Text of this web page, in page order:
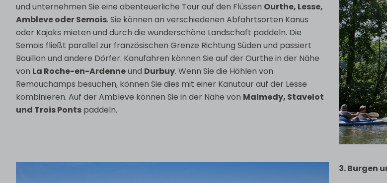
und unternehmen Sie eine abenteuerliche Tour auf den Flüssen Ourthe, Lesse,
Ambleve oder Semois. Sie können an verschiedenen Abfahrtsorten Kanus
oder Kajaks mieten und durch die wunderschöne Landschaft paddeln. Die
Semois fließt parallel zur französischen Grenze Richtung Süden und passiert
Bouillon und andere Dörfer. Kanufahren können Sie auf der Ourthe in der Nähe
von La Roche-en-Ardenneund Durbuy. Wenn Sie die Höhlen von
Remouchamps besuchen, können Sie dies mit einer Kanutour auf der Lesse
kombinieren. Auf der Ambleve können Sie in der Nähe von Malmedy, Stavelot
und Trois Ponts paddeln.
3. Burgen